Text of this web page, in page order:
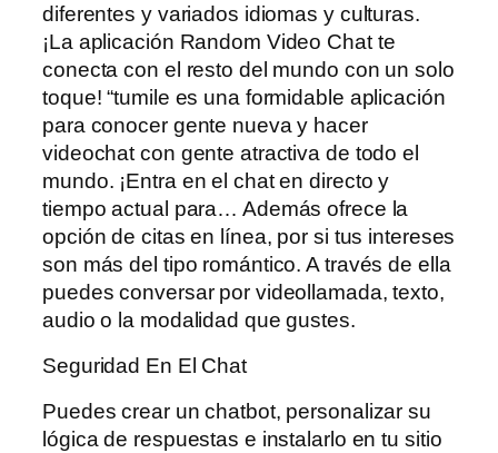
diferentes y variados idiomas y culturas.
¡La aplicación Random Video Chat te
conecta con el resto del mundo con un solo
toque! “tumile es una formidable aplicación
para conocer gente nueva y hacer
videochat con gente atractiva de todo el
mundo. ¡Entra en el chat en directo y
tiempo actual para… Además ofrece la
opción de citas en línea, por si tus intereses
son más del tipo romántico. A través de ella
puedes conversar por videollamada, texto,
audio o la modalidad que gustes.
Seguridad En El Chat
Puedes crear un chatbot, personalizar su
lógica de respuestas e instalarlo en tu sitio